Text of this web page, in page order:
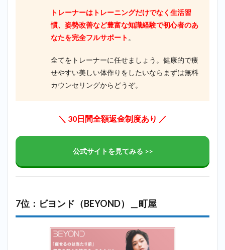
トレーナーはトレーニングだけでなく生活習
慣、姿勢改善など豊富な知識経験で初心者のあ
なたを完全フルサポート 。
全てをトレーナーに任せましょう。健康的で痩
せやすい美しい体作りをしたいならまずは無料
カウンセリングからどうぞ。
＼ 30日間全額返金制度あり ／
公式サイトを見てみる >>
7位：ビヨンド（BEYOND）＿町屋